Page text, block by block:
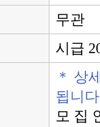
무관
시급
＊ 상
됩니
모 집